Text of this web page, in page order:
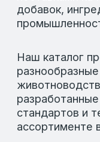
периода
Витаминно-
сохранения
сохранности и
резистентности к
факторам
Каждая позиция в
сопровождается
что позволяет вам
решения для вашего